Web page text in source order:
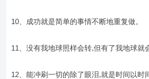
10、成功就是简单的事情不断地重复做。
11、没有我地球照样会转,但有了我地球就
12、能冲刷一切的除了眼泪,就是时间以时